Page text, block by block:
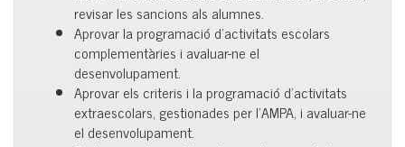
revisar les sancions als alumnes.
Aprovar la programació d’activitats escolars
complementàries i avaluar-ne el
desenvolupament.
Aprovar els criteris i la programació d’activitats
extraescolars, gestionades per l’AMPA, i avaluar-ne
el desenvolupament.